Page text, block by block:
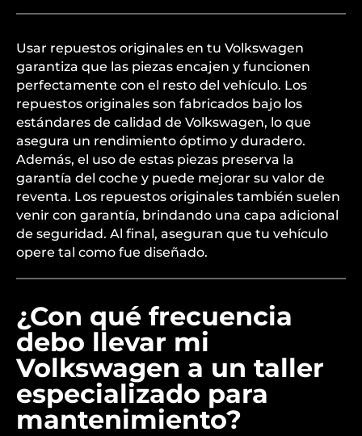
Usar repuestos originales en tu Volkswagen
garantiza que las piezas encajen y funcionen
perfectamente con el resto del vehículo. Los
repuestos originales son fabricados bajo los
estándares de calidad de Volkswagen, lo que
asegura un rendimiento óptimo y duradero.
Además, el uso de estas piezas preserva la
garantía del coche y puede mejorar su valor de
reventa. Los repuestos originales también suelen
venir con garantía, brindando una capa adicional
de seguridad. Al final, aseguran que tu vehículo
opere tal como fue diseñado.
¿Con qué frecuencia
debo llevar mi
Volkswagen a un taller
especializado para
mantenimiento?